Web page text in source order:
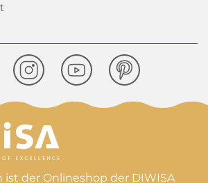
der Onlineshop der DIWISA